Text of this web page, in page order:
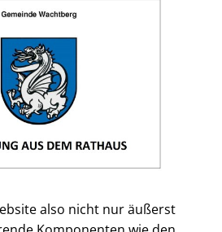
also nicht nur äußerst